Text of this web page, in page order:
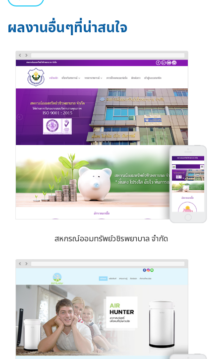
ผลงานอื่นๆที่น่าสนใจ
สหกรณ์ออมทรัพย์วชิรพยาบาล จำกัด